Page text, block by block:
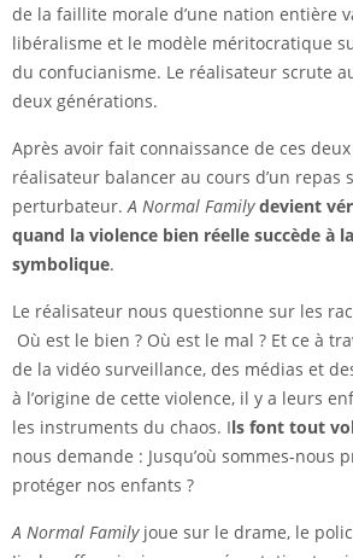
de la faillite morale d’une nation entière
libéralisme et le modèle méritocratique
du confucianisme. Le réalisateur scrute
deux générations.
Après avoir fait connaissance de ces
réalisateur balancer au cours d’un repas
perturbateur.A Normal Family devient
quand la violence bien réelle succède à
symbolique.
Le réalisateur nous questionne sur les
Où est le bien ? Où est le mal ? Et ce à
de la vidéo surveillance, des médias et
à l’origine de cette violence, il y a leurs
les instruments du chaos. Ils font tout
nous demande : Jusqu’où sommes-nous
protéger nos enfants ?
A Normal Familyjoue sur le drame, le